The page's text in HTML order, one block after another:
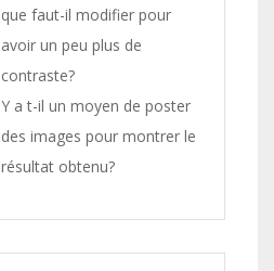
que faut-il modifier pour
avoir un peu plus de
contraste?
Y a t-il un moyen de poster
des images pour montrer le
résultat obtenu?